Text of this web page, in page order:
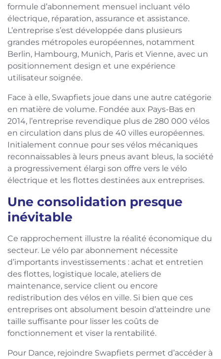
formule d’abonnement mensuel incluant vélo
électrique, réparation, assurance et assistance.
L’entreprise s’est développée dans plusieurs
grandes métropoles européennes, notamment
Berlin, Hambourg, Munich, Paris et Vienne, avec un
positionnement design et une expérience
utilisateur soignée.
Face à elle, Swapfiets joue dans une autre catégorie
en matière de volume. Fondée aux Pays-Bas en
2014, l’entreprise revendique plus de 280 000 vélos
en circulation dans plus de 40 villes européennes.
Initialement connue pour ses vélos mécaniques
reconnaissables à leurs pneus avant bleus, la société
a progressivement élargi son offre vers le vélo
électrique et les flottes destinées aux entreprises.
Une consolidation presque
inévitable
Ce rapprochement illustre la réalité économique du
secteur. Le vélo par abonnement nécessite
d’importants investissements : achat et entretien
des flottes, logistique locale, ateliers de
maintenance, service client ou encore
redistribution des vélos en ville. Si bien que ces
entreprises ont absolument besoin d’atteindre une
taille suffisante pour lisser les coûts de
fonctionnement et viser la rentabilité.
Pour Dance, rejoindre Swapfiets permet d’accéder à